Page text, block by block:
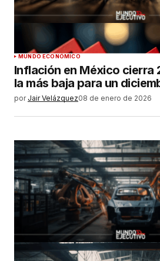
MUNDO ECONÓMICO
Inflación en México cierra
la más baja para un
por Jair Velázquez08 de enero de 2026